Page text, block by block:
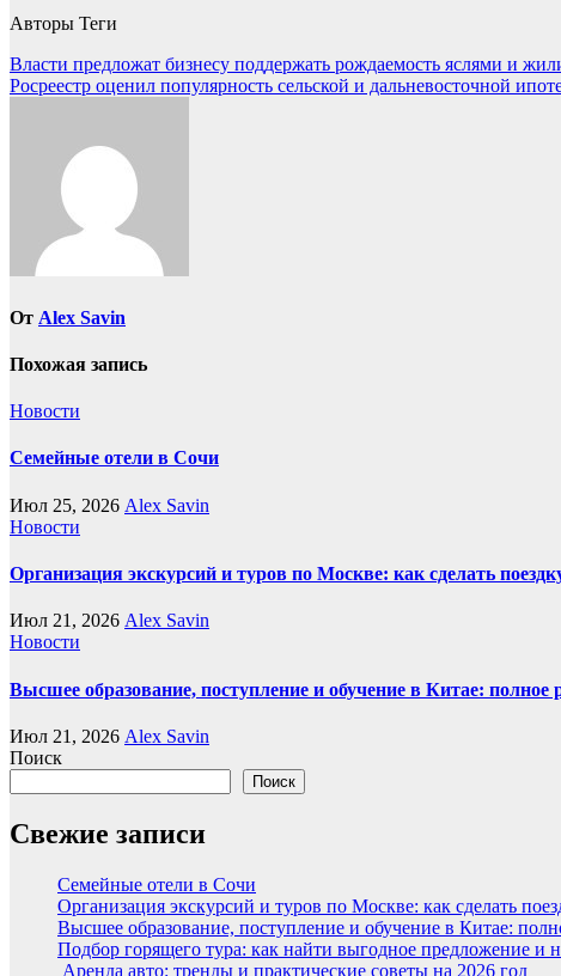
Авторы Теги
Навигация
по
Власти предложат бизнесу поддержать рождаемость яслями и
Росреестр оценил популярность сельской и дальневосточной
От Alex Savin
Похожая запись
Новости
Семейные отели в Сочи
Июл 25, 2026 Alex Savin
Новости
Организация экскурсий и туров по Москве: как сделать
Июл 21, 2026 Alex Savin
Новости
Высшее образование, поступление и обучение в Китае: полное
Июл 21, 2026 Alex Savin
Поиск
Поиск
Свежие записи
Семейные отели в Сочи
Организация экскурсий и туров по Москве: как сделать
Высшее образование, поступление и обучение в Китае:
Подбор горящего тура: как найти выгодное предложение и
Аренда авто: тренды и практические советы на 2026 год